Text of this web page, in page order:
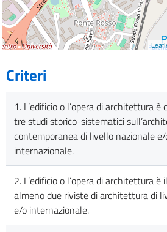
Criteri
1. L’edificio o l’opera di architettura
tre studi storico-sistematici
contemporanea di livello nazionale
internazionale.
2. L’edificio o l’opera di architettura
almeno due riviste di architettura di
e/o internazionale.